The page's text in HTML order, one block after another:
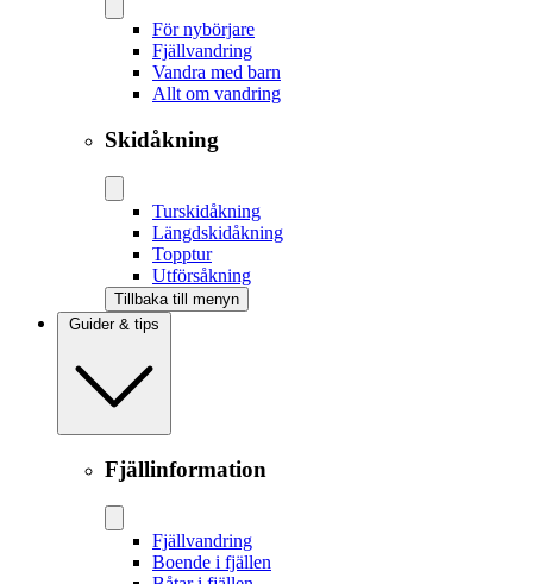
För nybörjare
Fjällvandring
Vandra med barn
Allt om vandring
Skidåkning
Tur­skidåkning
Längd­skidåkning
Topptur
Utförsåkning
Tillbaka till menyn
Guider & tips
Fjällinformation
Fjällvandring
Boende i fjällen